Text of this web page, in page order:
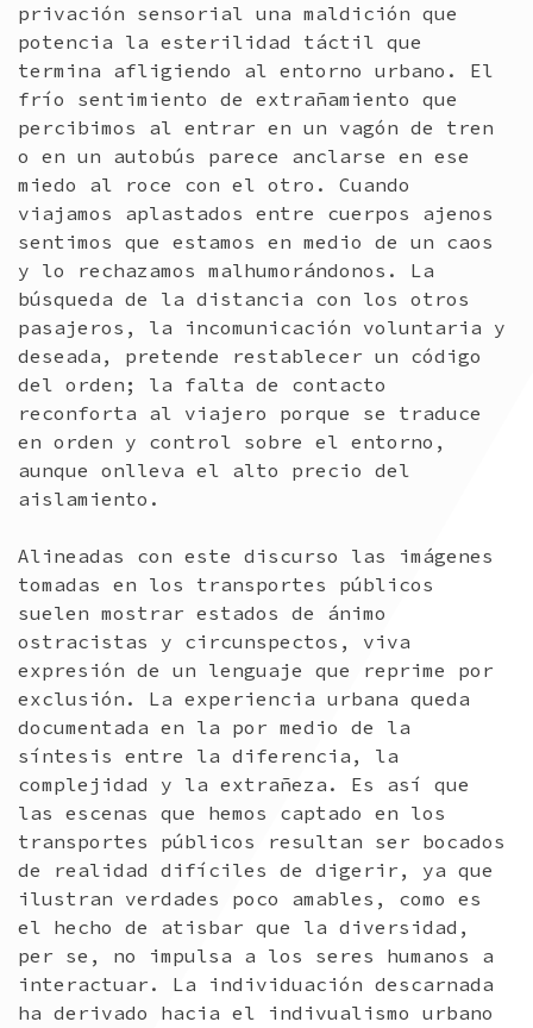
privación sensorial una maldición que
potencia la esterilidad táctil que
termina afligiendo al entorno urbano. El
frío sentimiento de extrañamiento que
percibimos al entrar en un vagón de tren
o en un autobús parece anclarse en ese
miedo al roce con el otro. Cuando
viajamos aplastados entre cuerpos ajenos
sentimos que estamos en medio de un caos
y lo rechazamos malhumorándonos. La
búsqueda de la distancia con los otros
pasajeros, la incomunicación voluntaria y
deseada, pretende restablecer un código
del orden; la falta de contacto
reconforta al viajero porque se traduce
en orden y control sobre el entorno,
aunque onlleva el alto precio del
aislamiento.
Alineadas con este discurso las imágenes
tomadas en los transportes públicos
suelen mostrar estados de ánimo
ostracistas y circunspectos, viva
expresión de un lenguaje que reprime por
exclusión. La experiencia urbana queda
documentada en la por medio de la
síntesis entre la diferencia, la
complejidad y la extrañeza. Es así que
las escenas que hemos captado en los
transportes públicos resultan ser bocados
de realidad difíciles de digerir, ya que
ilustran verdades poco amables, como es
el hecho de atisbar que la diversidad,
per se, no impulsa a los seres humanos a
interactuar. La individuación descarnada
ha derivado hacia el indivualismo urbano